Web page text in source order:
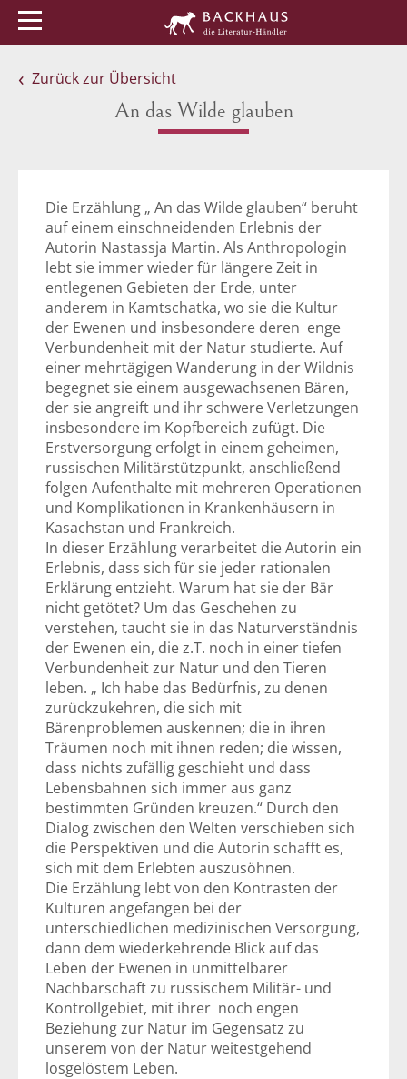
Zurück zur Übersicht
An das Wilde glauben
Die Erzählung „ An das Wilde glauben“ beruht
auf einem einschneidenden Erlebnis der
Autorin Nastassja Martin. Als Anthropologin
lebt sie immer wieder für längere Zeit in
entlegenen Gebieten der Erde, unter
anderem in Kamtschatka, wo sie die Kultur
der Ewenen und insbesondere deren enge
Verbundenheit mit der Natur studierte. Auf
einer mehrtägigen Wanderung in der Wildnis
begegnet sie einem ausgewachsenen Bären,
der sie angreift und ihr schwere Verletzungen
insbesondere im Kopfbereich zufügt. Die
Erstversorgung erfolgt in einem geheimen,
russischen Militärstützpunkt, anschließend
folgen Aufenthalte mit mehreren Operationen
und Komplikationen in Krankenhäusern in
Kasachstan und Frankreich.
In dieser Erzählung verarbeitet die Autorin ein
Erlebnis, dass sich für sie jeder rationalen
Erklärung entzieht. Warum hat sie der Bär
nicht getötet? Um das Geschehen zu
verstehen, taucht sie in das Naturverständnis
der Ewenen ein, die z.T. noch in einer tiefen
Verbundenheit zur Natur und den Tieren
leben. „ Ich habe das Bedürfnis, zu denen
zurückzukehren, die sich mit
Bärenproblemen auskennen; die in ihren
Träumen noch mit ihnen reden; die wissen,
dass nichts zufällig geschieht und dass
Lebensbahnen sich immer aus ganz
bestimmten Gründen kreuzen.“ Durch den
Dialog zwischen den Welten verschieben sich
die Perspektiven und die Autorin schafft es,
sich mit dem Erlebten auszusöhnen.
Die Erzählung lebt von den Kontrasten der
Kulturen angefangen bei der
unterschiedlichen medizinischen Versorgung,
dann dem wiederkehrende Blick auf das
Leben der Ewenen in unmittelbarer
Nachbarschaft zu russischem Militär- und
Kontrollgebiet, mit ihrer noch engen
Beziehung zur Natur im Gegensatz zu
unserem von der Natur weitestgehend
losgelöstem Leben.